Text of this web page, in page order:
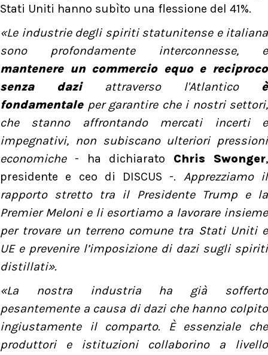
Stati Uniti hanno subìto una flessione del 41%.
«Le industrie degli spiriti statunitense e italiana
sono profondamente interconnesse, e
mantenere un commercio equo e reciproco
senza daziattraverso l'Atlantico è
fondamentaleper garantire che i nostri settori,
che stanno affrontando mercati incerti e
impegnativi, non subiscano ulteriori pressioni
economiche - ha dichiarato Chris Swonger,
presidente e ceo di DISCUS -. Apprezziamo il
rapporto stretto tra il Presidente Trump e la
Premier Meloni e li esortiamo a lavorare insieme
per trovare un terreno comune tra Stati Uniti e
UE e prevenire l’imposizione di dazi sugli spiriti
distillati».
«La nostra industria ha già sofferto
pesantemente a causa di dazi che hanno colpito
ingiustamente il comparto. È essenziale che
produttori e istituzioni collaborino a livello